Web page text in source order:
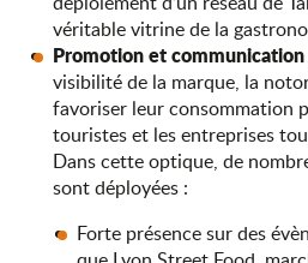
véritable vitrine de la
Promotion et communication
visibilité de la marque, la
favoriser leur consommation
touristes et les entreprises
Dans cette optique, de
sont déployées :
Forte présence sur des